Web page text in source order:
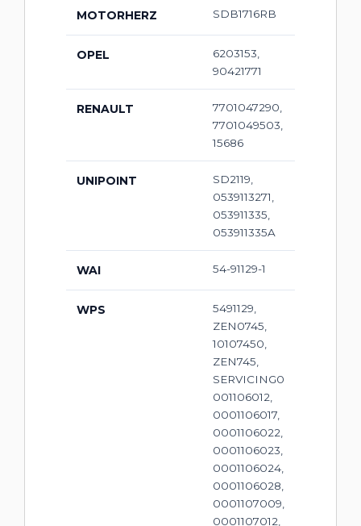
MOTORHERZ SDB1716RB
OPEL
6203153,
90421771
RENAULT
7701047290,
7701049503,
15686
UNIPOINT
SD2119,
0539113271,
053911335,
053911335A
WAI 54-91129-1
WPS
5491129,
ZEN0745,
10107450,
ZEN745,
SERVICING0
001106012,
0001106017,
0001106022,
0001106023,
0001106024,
0001106028,
0001107009,
0001107012,